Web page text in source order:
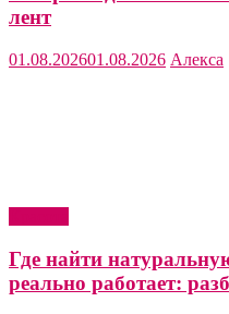
лент
01.08.202601.08.2026 Алекса
Где найти
реально работает: